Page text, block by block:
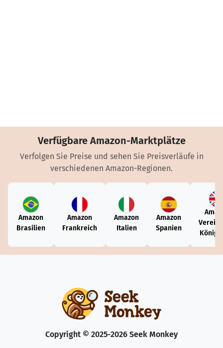
Verfügbare Amazon-Marktplätze
Verfolgen Sie Preise und sehen Sie Preisverläufe in
verschiedenen Amazon-Regionen.
Amazon
Brasilien
Amazon
Frankreich
Amazon
Italien
Amazon
Spanien
Copyright © 2025-2026 Seek Monkey